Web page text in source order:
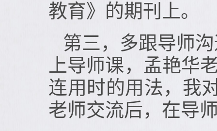
教育》的期刊上。
第三，多跟导师
上导师课，孟艳华
连用时的用法，我
老师交流后，在导